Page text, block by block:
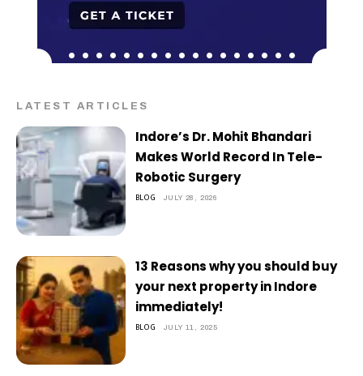
LATEST ARTICLES
Indore’s Dr. Mohit Bhandari
Makes World Record In Tele-
Robotic Surgery
BLOG JULY 28, 2026
13 Reasons why you should buy
your next property in Indore
immediately!
BLOG JULY 11, 2025